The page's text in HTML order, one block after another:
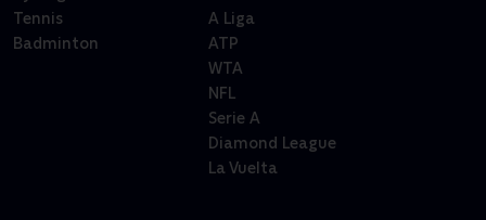
Tennis
Badminton
A Liga
ATP
WTA
NFL
Serie A
Diamond League
La Vuelta